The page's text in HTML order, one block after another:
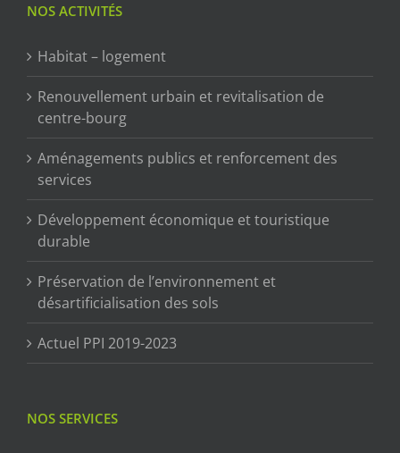
NOS ACTIVITÉS
Habitat – logement
Renouvellement urbain et revitalisation de
centre-bourg
Aménagements publics et renforcement des
services
Développement économique et touristique
durable
Préservation de l’environnement et
désartificialisation des sols
Actuel PPI 2019-2023
NOS SERVICES